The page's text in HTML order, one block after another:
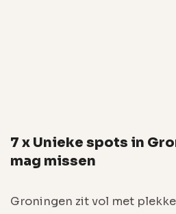
7 x Unieke spots in
mag missen
Groningen zit vol met